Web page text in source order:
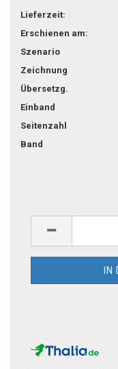
Lieferzeit:
Erschienen am:
Szenario
Zeichnung
Übersetzg.
Einband
Seitenzahl
Band